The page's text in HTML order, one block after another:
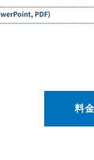
料